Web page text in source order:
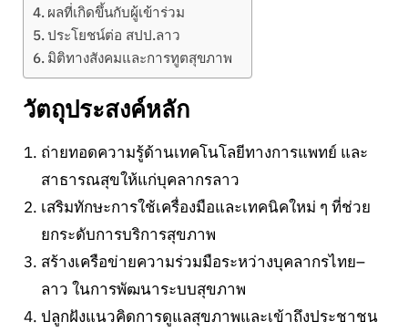
ผลที่เกิดขึ้นกับผู้เข้าร่วม
ประโยชน์ต่อ สปป.ลาว
มิติทางสังคมและการทูตสุขภาพ
วัตถุประสงค์หลัก
ถ่ายทอดความรู้ด้านเทคโนโลยีทางการแพทย์ และ
สาธารณสุขให้แก่บุคลากรลาว
เสริมทักษะการใช้เครื่องมือและเทคนิคใหม่ ๆ ที่ช่วย
ยกระดับการบริการสุขภาพ
สร้างเครือข่ายความร่วมมือระหว่างบุคลากรไทย–
ลาว ในการพัฒนาระบบสุขภาพ
ปลูกฝังแนวคิดการดูแลสุขภาพและเข้าถึงประชาชน